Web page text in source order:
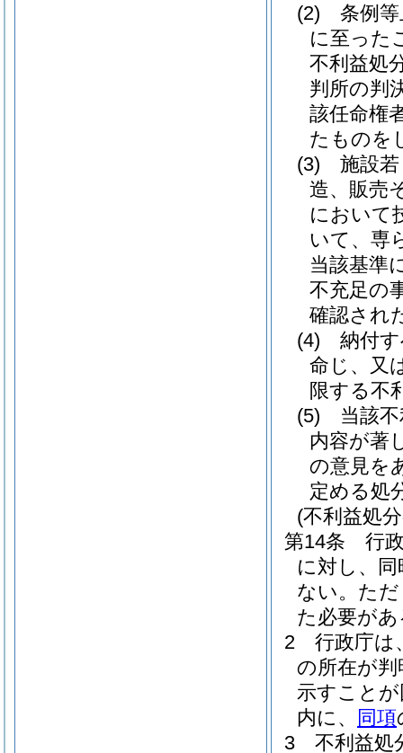
(2)
条例
に至った
不利益処
判所の判
該任命権
たものを
(3)
施設
造、販売
において
いて、専
当該基準
不充足の
確認され
(4)
納付
命じ、又
限する不
(5)
当該
内容が著
の意見を
定める処
(不利益処
第14条
行
に対し、
ない。 た
た必要が
2
行政庁は
の所在が
示すこと
内に、
同項
3
不利益処